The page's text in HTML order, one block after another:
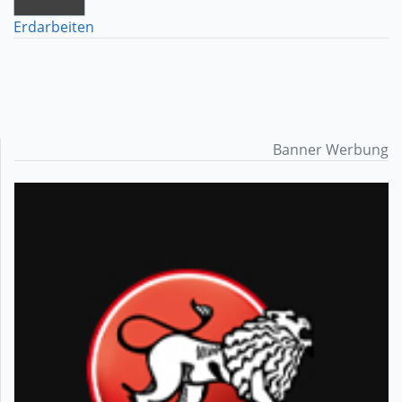
Erdarbeiten
Banner Werbung